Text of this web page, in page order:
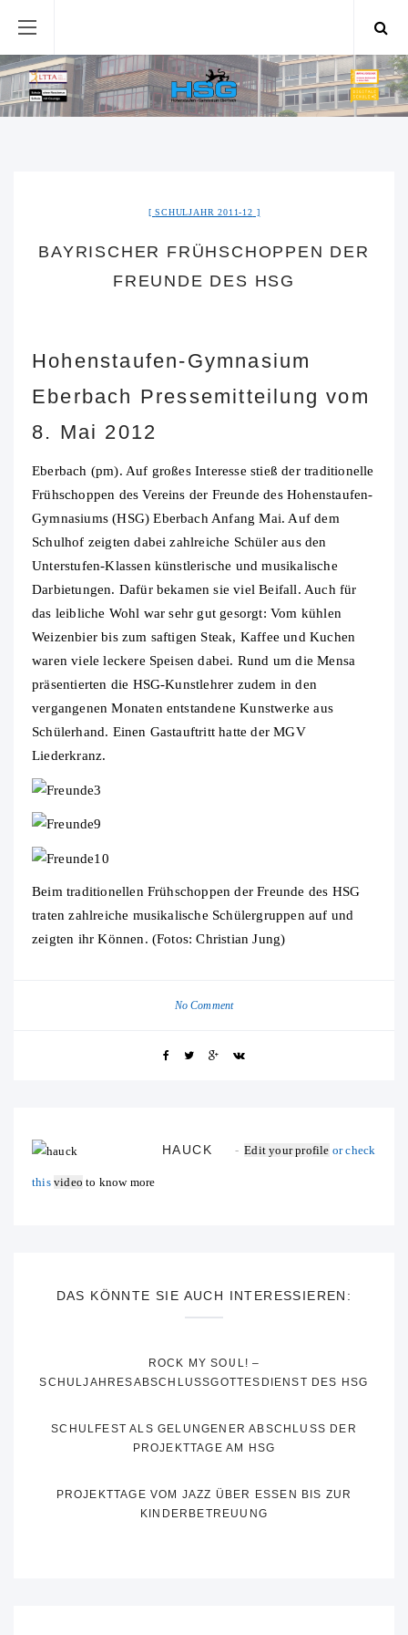
SCHULJAHR 2011-12
BAYRISCHER FRÜHSCHOPPEN DER
FREUNDE DES HSG
Hohenstaufen-Gymnasium
Eberbach Pressemitteilung vom
8. Mai 2012
Eberbach (pm). Auf großes Interesse stieß der traditionelle
Frühschoppen des Vereins der Freunde des Hohenstaufen-
Gymnasiums (HSG) Eberbach Anfang Mai. Auf dem
Schulhof zeigten dabei zahlreiche Schüler aus den
Unterstufen-Klassen künstlerische und musikalische
Darbietungen. Dafür bekamen sie viel Beifall. Auch für
das leibliche Wohl war sehr gut gesorgt: Vom kühlen
Weizenbier bis zum saftigen Steak, Kaffee und Kuchen
waren viele leckere Speisen dabei. Rund um die Mensa
präsentierten die HSG-Kunstlehrer zudem in den
vergangenen Monaten entstandene Kunstwerke aus
Schülerhand. Einen Gastauftritt hatte der MGV
Liederkranz.
Beim traditionellen Frühschoppen der Freunde des HSG
traten zahlreiche musikalische Schülergruppen auf und
zeigten ihr Können. (Fotos: Christian Jung)
No Comment
HAUCK Edit your profile or check
this video to know more
DAS KÖNNTE SIE AUCH INTERESSIEREN:
ROCK MY SOUL! –
SCHULJAHRESABSCHLUSSGOTTESDIENST DES HSG
SCHULFEST ALS GELUNGENER ABSCHLUSS DER
PROJEKTTAGE AM HSG
PROJEKTTAGE VOM JAZZ ÜBER ESSEN BIS ZUR
KINDERBETREUUNG